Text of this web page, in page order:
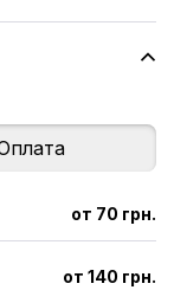
от 70 грн.
от 140 грн.